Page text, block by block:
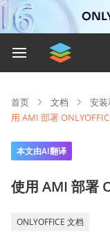
首页 文档 安
用 AMI 部署
本文由AI翻译
使用 AMI 部署
ONLYOFFICE 文档